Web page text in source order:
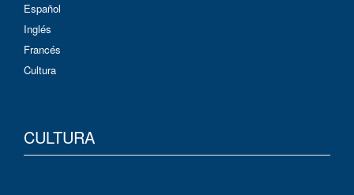
Español
Inglés
Francés
Cultura
CULTURA